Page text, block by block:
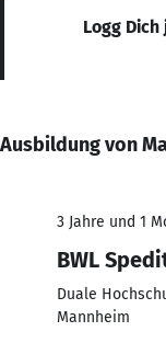
Logg
Ausbildung von
3 Jahre und 1
BWL
Duale
Mannheim